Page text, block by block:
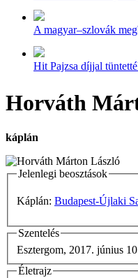
A magyar–szlovák
Hit Pajzsa díjjal
Horváth
káplán
Jelenlegi beosztások
Káplán: Budapest-Újlaki
Szentelés
Esztergom, 2017. június
Életrajz